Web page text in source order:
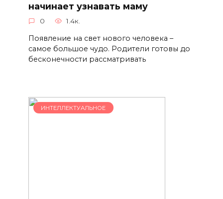
начинает узнавать маму
0 1.4к.
Появление на свет нового человека –
самое большое чудо. Родители готовы до
бесконечности рассматривать
ИНТЕЛЛЕКТУАЛЬНОЕ